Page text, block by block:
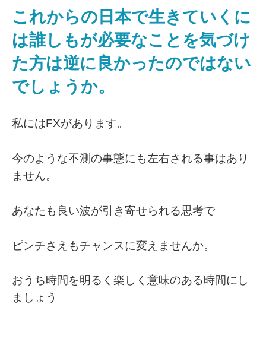
これからの日本で生きていくに
は誰しもが必要なことを気づけ
た方は逆に良かったのではない
でしょうか。
私にはFXがあります。
今のような不測の事態にも左右される事はあり
ません。
あなたも良い波が引き寄せられる思考で
ピンチさえもチャンスに変えませんか。
おうち時間を明るく楽しく意味のある時間にし
ましょう